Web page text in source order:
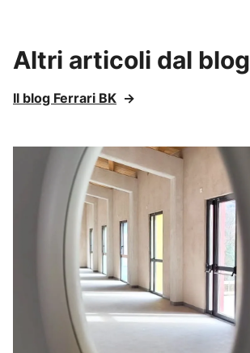
Altri articoli dal blog
Il blog Ferrari BK →